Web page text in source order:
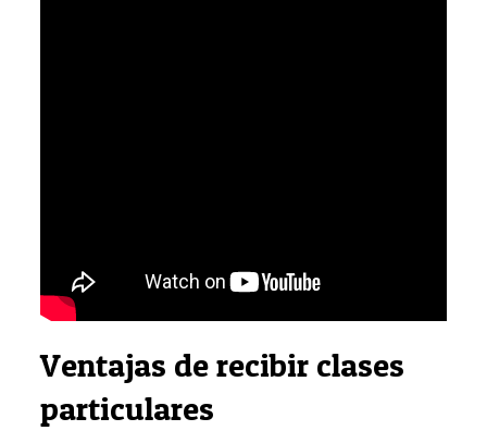
Ventajas de recibir clases
particulares